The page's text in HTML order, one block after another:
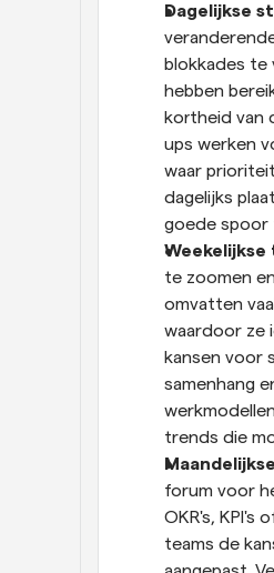
Dagelijkse
blokkades te
hebben
kortheid van
ups werken
waar
dagelijks
goede spoor
Weekelijkse
te zoomen
omvatten
waardoor ze
kansen voor
samenhang
trends die
forum voor
OKR's, KPI's
teams de